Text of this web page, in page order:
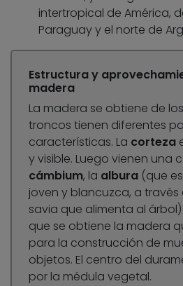
intertropical de América,
Paraguay y el norte de
Estructura y
madera
La madera se obtiene de
troncos tienen diferentes
características. La corteza
y visible. Luego vienen una
cámbium, la albura (que
joven y blancuzca, a través
savia que alimenta al árbol)
que se obtiene la madera
para la construcción de
objetos. El centro del
por la médula vegetal.